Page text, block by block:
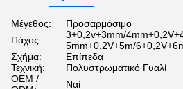
Μέγεθος:
Προσαρμόσιμο
Πάχος:
3+0,2v+3mm/
5mm+0,2V+5m/
Σχήμα:
Επίπεδα
Τεχνική:
Πολυστρωματικό Γυαλί
OEM /
Ναί